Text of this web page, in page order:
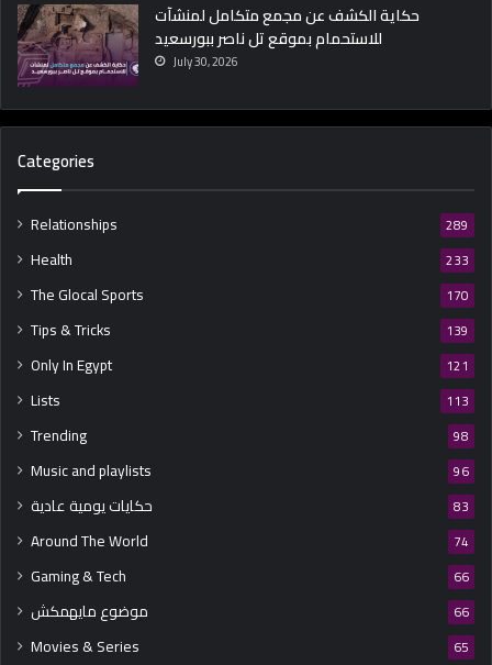
حكاية الكشف عن مجمع متكامل لمنشآت
للاستحمام بموقع تل ناصر ببورسعيد
July 30, 2026
Categories
Relationships 289
Health 233
The Glocal Sports 170
Tips & Tricks 139
Only In Egypt 121
Lists 113
Trending 98
Music and playlists 96
حكايات يومية عادية 83
Around The World 74
Gaming & Tech 66
موضوع مايهمكش 66
Movies & Series 65